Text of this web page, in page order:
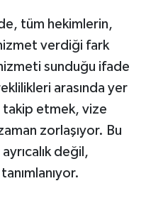
tüm hekimlerin,
verdiği fark
sunduğu ifade
arasında yer
takip etmek, vize
zorlaşıyor. Bu
değil,